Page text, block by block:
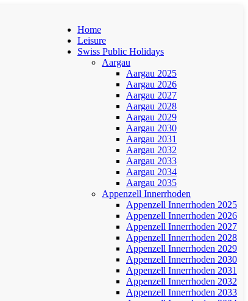
Home
Leisure
Swiss Public Holidays
Aargau
Aargau 2025
Aargau 2026
Aargau 2027
Aargau 2028
Aargau 2029
Aargau 2030
Aargau 2031
Aargau 2032
Aargau 2033
Aargau 2034
Aargau 2035
Appenzell Innerrhoden
Appenzell Innerrhoden 2025
Appenzell Innerrhoden 2026
Appenzell Innerrhoden 2027
Appenzell Innerrhoden 2028
Appenzell Innerrhoden 2029
Appenzell Innerrhoden 2030
Appenzell Innerrhoden 2031
Appenzell Innerrhoden 2032
Appenzell Innerrhoden 2033